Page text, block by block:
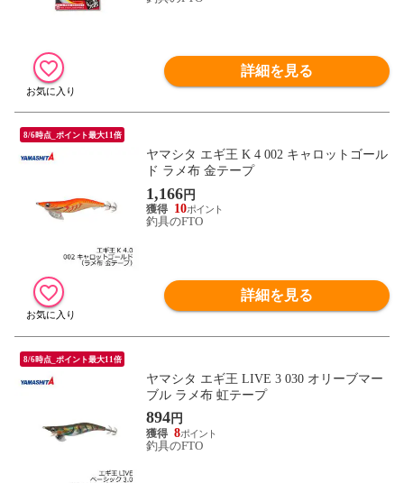
詳細を見る
8/6時点_ポイント最大11倍
ヤマシタ エギ王 K 4 002 キャロットゴール
ド ラメ布 金テープ
1,166円
10
釣具のFTO
詳細を見る
8/6時点_ポイント最大11倍
ヤマシタ エギ王 LIVE 3 030 オリーブマー
ブル ラメ布 虹テープ
894円
8
釣具のFTO